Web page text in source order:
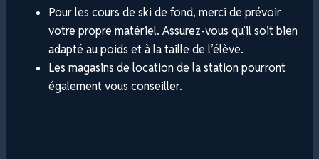
Pour les cours de ski de fond, merci de prévoir
votre propre matériel. Assurez-vous qu’il soit bien
adapté au poids et à la taille de l’élève.
Les magasins de location de la station pourront
également vous conseiller.